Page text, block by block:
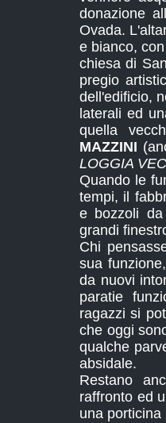
donazione
Ovada.
e bianco,
chiesa di
pregio
dell'edificio,
laterali ed
quella
MAZZINI
LOGGIA
Quando le
tempi, il
e bozzoli
grandi
Chi
sua
da nuovi
paratie
ragazzi si
che oggi
qualche
absidale.
Restano
raffronto ed
una porticina